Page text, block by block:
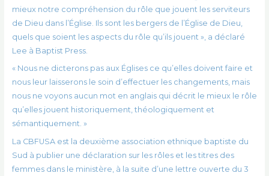
mieux notre compréhension du rôle que jouent les serviteurs
de Dieu dans l’Église. Ils sont les bergers de l’Église de Dieu,
quels que soient les aspects du rôle qu’ils jouent », a déclaré
Lee à Baptist Press.
« Nous ne dicterons pas aux Églises ce qu’elles doivent faire et
nous leur laisserons le soin d’effectuer les changements, mais
nous ne voyons aucun mot en anglais qui décrit le mieux le rôle
qu’elles jouent historiquement, théologiquement et
sémantiquement. »
La CBFUSA est la deuxième association ethnique baptiste du
Sud à publier une déclaration sur les rôles et les titres des
femmes dans le ministère, à la suite d’une lettre ouverte du 3